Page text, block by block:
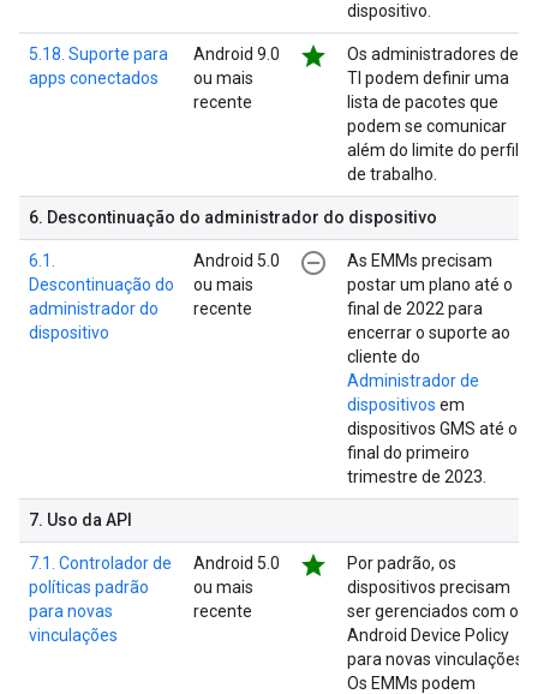
dispositivo.
5.18. Suporte para
apps conectados
Android 9.0
ou mais
recente
star
Os administradores de
TI podem definir uma
lista de pacotes que
podem se comunicar
além do limite do perfil
de trabalho.
6. Descontinuação do administrador do dispositivo
6.1.
Descontinuação do
administrador do
dispositivo
Android 5.0
ou mais
recente
remove_circle_outline
As EMMs precisam
postar um plano até o
final de 2022 para
encerrar o suporte ao
cliente do
Administrador de
dispositivos em
dispositivos GMS até o
final do primeiro
trimestre de 2023.
7. Uso da API
7.1. Controlador de
políticas padrão
para novas
vinculações
Android 5.0
ou mais
recente
star
Por padrão, os
dispositivos precisam
ser gerenciados com o
Android Device Policy
para novas vinculações.
Os EMMs podem